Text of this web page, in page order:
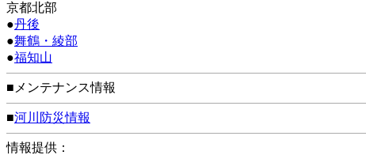
京都北部
●丹後
●舞鶴・綾部
●福知山
■メンテナンス情報
■河川防災情報
情報提供：